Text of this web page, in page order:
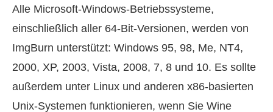
Alle Microsoft-Windows-Betriebssysteme,
einschließlich aller 64-Bit-Versionen, werden von
ImgBurn unterstützt: Windows 95, 98, Me, NT4,
2000, XP, 2003, Vista, 2008, 7, 8 und 10. Es sollte
außerdem unter Linux und anderen x86-basierten
Unix-Systemen funktionieren, wenn Sie Wine